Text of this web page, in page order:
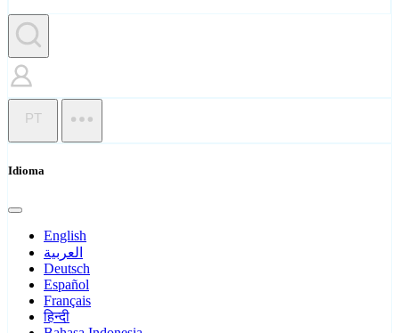
PT
Idioma
English
العربية
Deutsch
Español
Français
हिन्दी